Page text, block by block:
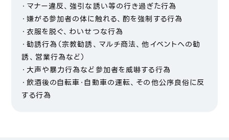
・マナー違反、強引な誘い等の行き過ぎた行為
・嫌がる参加者の体に触れる、酌を強制する行為
・衣服を脱ぐ、わいせつな行為
・勧誘行為（宗教勧誘、マルチ商法、他イベントへの勧
誘、営業行為など）
・大声や暴力行為など参加者を威嚇する行為
・飲酒後の自転車・自動車の運転、その他公序良俗に反
する行為